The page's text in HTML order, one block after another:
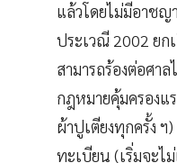
แล้วโดยไม่มีอาชญ
ประเวณี 2002 ยก
สามารถร้องต่อศา
กฎหมายคุ้มครองแ
ผ้าปูเตียงทุกครั้ง
ทะเบียน (เริ่มจะไ